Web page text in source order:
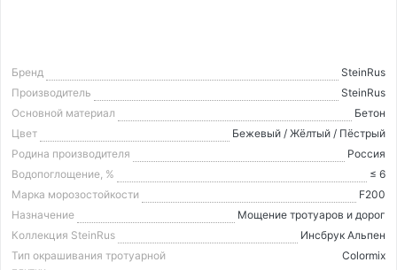
Бренд
SteinRus
Производитель
SteinRus
Основной материал
Бетон
Цвет
Бежевый / Жёлтый / Пёстрый
Родина производителя
Россия
Водопоглощение, %
≤ 6
Марка морозостойкости
F200
Назначение
Мощение тротуаров и дорог
Коллекция SteinRus
Инсбрук Альпен
Тип окрашивания тротуарной
Colormix